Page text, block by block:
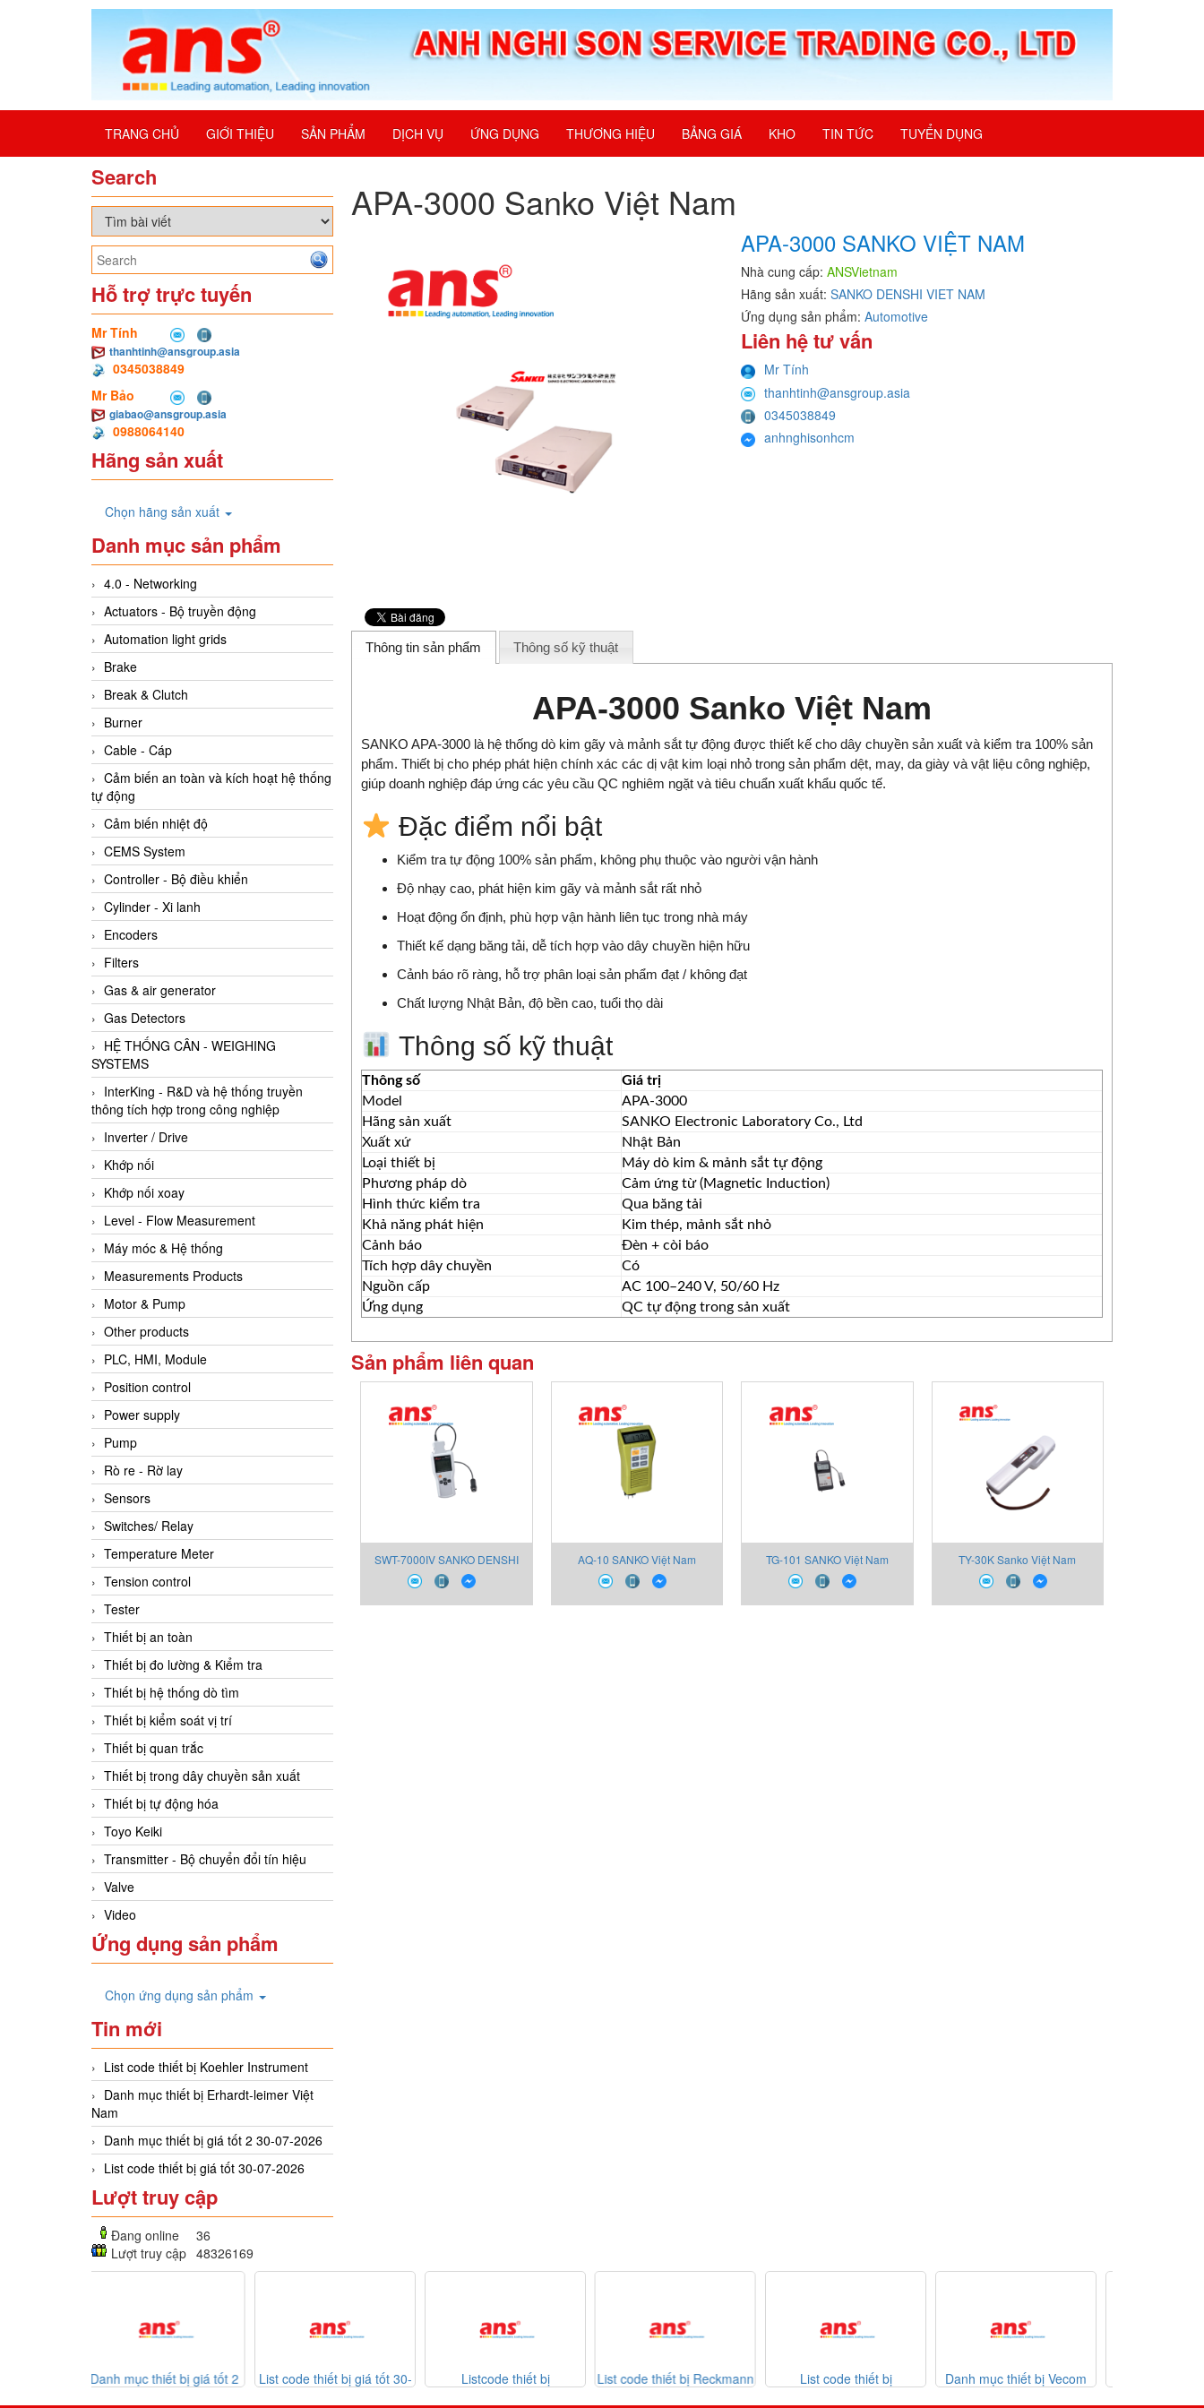
TRANG CHỦ GIỚI THIỆU SẢN PHẨM DỊCH VỤ ỨNG DỤNG THƯƠNG HIỆU BẢNG GIÁ KHO TIN TỨC TUYỂN DỤNG
Search
Hỗ trợ trực tuyến
Mr Tính
thanhtinh@ansgroup.asia
0345038849
Mr Bảo
giabao@ansgroup.asia
0988064140
Hãng sản xuất
Chọn hãng sản xuất
Danh mục sản phẩm
4.0 - Networking
Actuators - Bộ truyền động
Automation light grids
Brake
Break & Clutch
Burner
Cable - Cáp
Cảm biến an toàn và kích hoạt hệ thống
tự động
Cảm biến nhiệt độ
CEMS System
Controller - Bộ điều khiển
Cylinder - Xi lanh
Encoders
Filters
Gas & air generator
Gas Detectors
HỆ THỐNG CÂN - WEIGHING
SYSTEMS
InterKing - R&D và hệ thống truyền
thông tích hợp trong công nghiệp
Inverter / Drive
Khớp nối
Khớp nối xoay
Level - Flow Measurement
Máy móc & Hệ thống
Measurements Products
Motor & Pump
Other products
PLC, HMI, Module
Position control
Power supply
Pump
Rò re - Rờ lay
Sensors
Switches/ Relay
Temperature Meter
Tension control
Tester
Thiết bị an toàn
Thiết bị đo lường & Kiểm tra
Thiết bị hệ thống dò tìm
Thiết bị kiểm soát vị trí
Thiết bị quan trắc
Thiết bị trong dây chuyền sản xuất
Thiết bị tự động hóa
Toyo Keiki
Transmitter - Bộ chuyển đổi tín hiệu
Valve
Video
Ứng dụng sản phẩm
Chọn ứng dụng sản phẩm
Tin mới
List code thiết bị Koehler Instrument
Danh mục thiết bị Erhardt-leimer Việt
Nam
Danh mục thiết bị giá tốt 2 30-07-2026
List code thiết bị giá tốt 30-07-2026
Lượt truy cập
Đang online
36
Lượt truy cập 48326169
APA-3000 Sanko Việt Nam
APA-3000 SANKO VIỆT NAM
Nhà cung cấp: ANSVietnam
Hãng sản xuất: SANKO DENSHI VIET NAM
Ứng dụng sản phẩm: Automotive
Liên hệ tư vấn
Mr Tính
thanhtinh@ansgroup.asia
0345038849
anhnghisonhcm
Thông tin sản phẩm Thông số kỹ thuật
APA-3000 Sanko Việt Nam
SANKO APA-3000 là hệ thống dò kim gãy và mảnh sắt tự động được thiết kế cho dây chuyền sản xuất và kiểm tra 100% sản
phẩm. Thiết bị cho phép phát hiện chính xác các dị vật kim loại nhỏ trong sản phẩm dệt, may, da giày và vật liệu công nghiệp,
giúp doanh nghiệp đáp ứng các yêu cầu QC nghiêm ngặt và tiêu chuẩn xuất khẩu quốc tế.
Đặc điểm nổi bật
Kiểm tra tự động 100% sản phẩm, không phụ thuộc vào người vận hành
Độ nhạy cao, phát hiện kim gãy và mảnh sắt rất nhỏ
Hoạt động ổn định, phù hợp vận hành liên tục trong nhà máy
Thiết kế dạng băng tải, dễ tích hợp vào dây chuyền hiện hữu
Cảnh báo rõ ràng, hỗ trợ phân loại sản phẩm đạt / không đạt
Chất lượng Nhật Bản, độ bền cao, tuổi thọ dài
Thông số kỹ thuật
Thông số
Giá trị
Model
APA-3000
Hãng sản xuất
SANKO Electronic Laboratory Co., Ltd
Xuất xứ
Nhật Bản
Loại thiết bị
Máy dò kim & mảnh sắt tự động
Phương pháp dò
Cảm ứng từ (Magnetic Induction)
Hình thức kiểm tra
Qua băng tải
Khả năng phát hiện
Kim thép, mảnh sắt nhỏ
Cảnh báo
Đèn + còi báo
Tích hợp dây chuyền
Có
Nguồn cấp
AC 100–240 V, 50/60 Hz
Ứng dụng
QC tự động trong sản xuất
Sản phẩm liên quan
SWT-7000IV SANKO DENSHI
Việt Nam
AQ-10 SANKO Việt Nam TG-101 SANKO Việt Nam TY-30K Sanko Việt Nam
List code thiết bị giá tốt 30-
Listcode thiết bị
List code thiết bị Reckmann
List code thiết bị
Danh mục thiết bị Vecom
Danh mục thiết bị Watlow